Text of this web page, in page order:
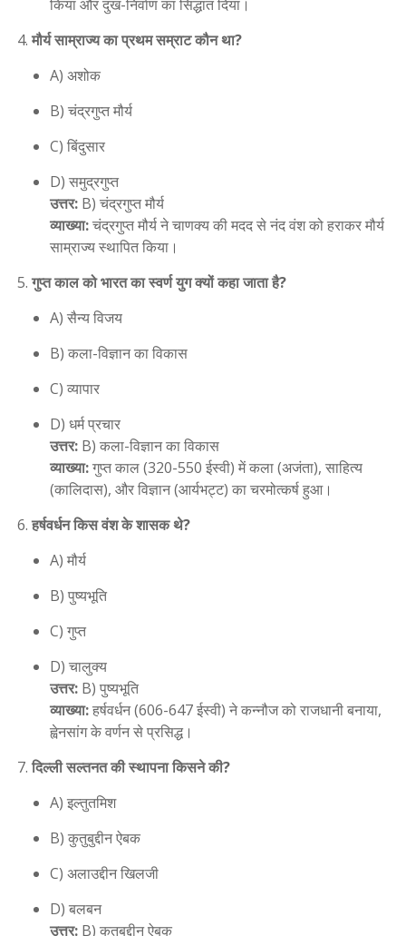
किया और दुख-निर्वाण का सिद्धांत दिया।
मौर्य साम्राज्य का प्रथम सम्राट कौन था?
A) अशोक
B) चंद्रगुप्त मौर्य
C) बिंदुसार
D) समुद्रगुप्त
उत्तर: B) चंद्रगुप्त मौर्य
व्याख्या:चंद्रगुप्त मौर्य ने चाणक्य की मदद से नंद वंश को हराकर मौर्य
साम्राज्य स्थापित किया।
गुप्त काल को भारत का स्वर्ण युग क्यों कहा जाता है?
A) सैन्य विजय
B) कला-विज्ञान का विकास
C) व्यापार
D) धर्म प्रचार
उत्तर: B) कला-विज्ञान का विकास
व्याख्या:गुप्त काल (320-550 ईस्वी) में कला (अजंता), साहित्य
(कालिदास), और विज्ञान (आर्यभट्ट) का चरमोत्कर्ष हुआ।
हर्षवर्धन किस वंश के शासक थे?
A) मौर्य
B) पुष्यभूति
C) गुप्त
D) चालुक्य
उत्तर: B) पुष्यभूति
व्याख्या:हर्षवर्धन (606-647 ईस्वी) ने कन्नौज को राजधानी बनाया,
ह्वेनसांग के वर्णन से प्रसिद्ध।
दिल्ली सल्तनत की स्थापना किसने की?
A) इल्तुतमिश
B) कुतुबुद्दीन ऐबक
C) अलाउद्दीन खिलजी
D) बलबन
उत्तर: B) कुतुबुद्दीन ऐबक